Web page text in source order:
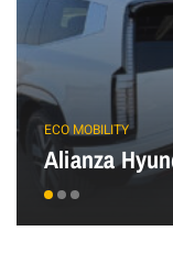
ECO MOBILITY
Alianza